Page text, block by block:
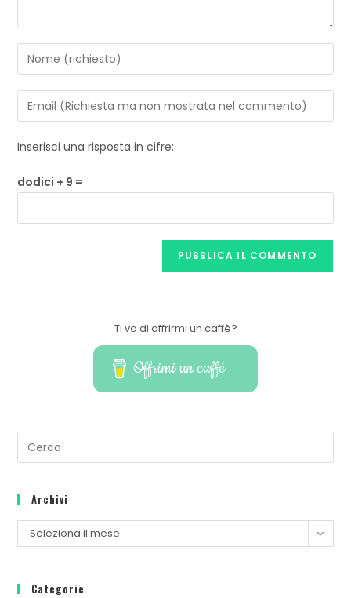
Inserisci una risposta in cifre:
dodici + 9 =
Ti va di offrirmi un caffè?
Offrimi un caffé
Archivi
Seleziona il mese
Categorie